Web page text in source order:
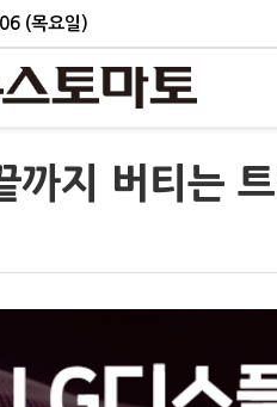
(목요일)
까지 버티는